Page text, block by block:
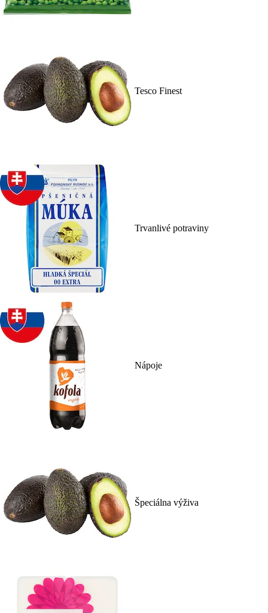
Tesco Finest
Trvanlivé potraviny
Nápoje
Špeciálna výživa